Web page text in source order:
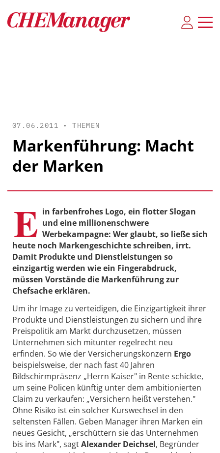
07.06.2011 •THEMEN
Markenführung: Macht
der Marken
E in farbenfrohes Logo, ein flotter Slogan
und eine millionenschwere
Werbekampagne: Wer glaubt, so ließe sich
heute noch Markengeschichte schreiben, irrt.
Damit Produkte und Dienstleistungen so
einzigartig werden wie ein Fingerabdruck,
müssen Vorstände die Markenführung zur
Chefsache erklären.
Um ihr Image zu verteidigen, die Einzigartigkeit ihrer
Produkte und Dienstleistungen zu sichern und ihre
Preispolitik am Markt durchzusetzen, müssen
Unternehmen sich mitunter regelrecht neu
erfinden. So wie der Versicherungskonzern Ergo
beispielsweise, der nach fast 40 Jahren
Bildschirmpräsenz „Herrn Kaiser" in Rente schickte,
um seine Policen künftig unter dem ambitionierten
Claim zu verkaufen: „Versichern heißt verstehen."
Ohne Risiko ist ein solcher Kurswechsel in den
seltensten Fällen. Geben Manager ihren Marken ein
neues Gesicht, „erschüttern sie das Unternehmen
bis ins Mark", sagtAlexander Deichsel, Begründer